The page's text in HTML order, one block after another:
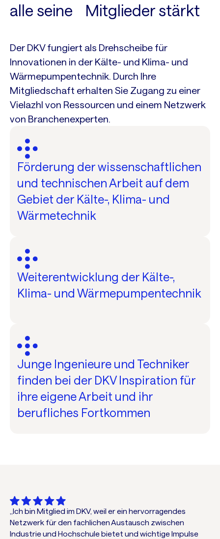
alle seine Mitglieder stärkt
Der DKV fungiert als Drehscheibe für
Innovationen in der Kälte- und Klima- und
Wärmepumpentechnik. Durch Ihre
Mitgliedschaft erhalten Sie Zugang zu einer
Vielazhl von Ressourcen und einem Netzwerk
von Branchenexperten.
Förderung der wissenschaftlichen
und technischen Arbeit auf dem
Gebiet der Kälte-, Klima- und
Wärmetechnik
Weiterentwicklung der Kälte-,
Klima- und Wärmepumpentechnik
Junge Ingenieure und Techniker
finden bei der DKV Inspiration für
ihre eigene Arbeit und ihr
berufliches Fortkommen
„Ich bin Mitglied im DKV, weil er ein hervorragendes
Netzwerk für den fachlichen Austausch zwischen
Industrie und Hochschule bietet und wichtige Impulse